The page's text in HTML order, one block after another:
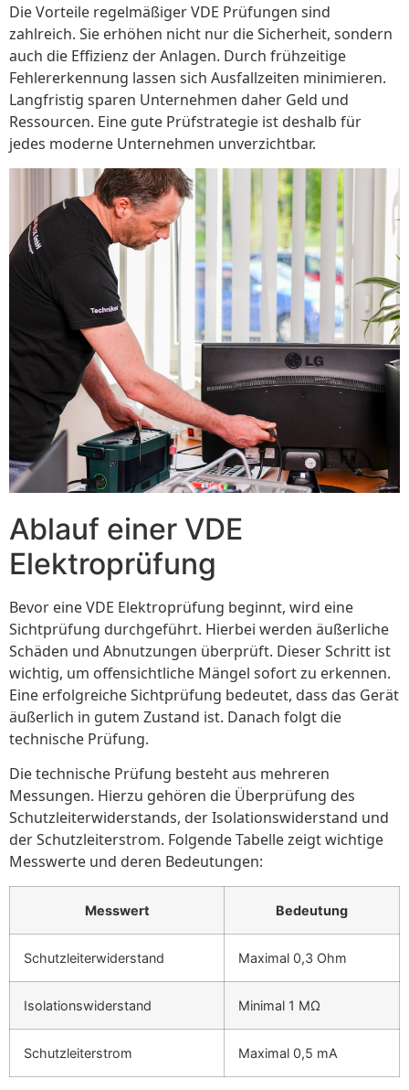
Die Vorteile regelmäßiger VDE Prüfungen sind
zahlreich. Sie erhöhen nicht nur die Sicherheit, sondern
auch die Effizienz der Anlagen. Durch frühzeitige
Fehlererkennung lassen sich Ausfallzeiten minimieren.
Langfristig sparen Unternehmen daher Geld und
Ressourcen. Eine gute Prüfstrategie ist deshalb für
jedes moderne Unternehmen unverzichtbar.
Ablauf einer VDE
Elektroprüfung
Bevor eine VDE Elektroprüfung beginnt, wird eine
Sichtprüfung durchgeführt. Hierbei werden äußerliche
Schäden und Abnutzungen überprüft. Dieser Schritt ist
wichtig, um offensichtliche Mängel sofort zu erkennen.
Eine erfolgreiche Sichtprüfung bedeutet, dass das Gerät
äußerlich in gutem Zustand ist. Danach folgt die
technische Prüfung.
Die technische Prüfung besteht aus mehreren
Messungen. Hierzu gehören die Überprüfung des
Schutzleiterwiderstands, der Isolationswiderstand und
der Schutzleiterstrom. Folgende Tabelle zeigt wichtige
Messwerte und deren Bedeutungen:
Messwert Bedeutung
Schutzleiterwiderstand Maximal 0,3 Ohm
Isolationswiderstand Minimal 1 MΩ
Schutzleiterstrom Maximal 0,5 mA